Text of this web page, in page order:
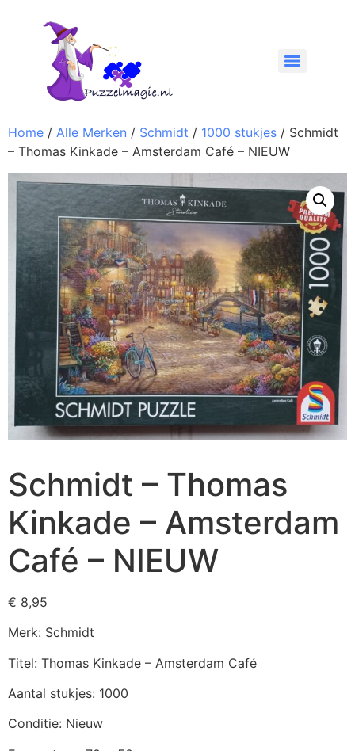
Home / Alle Merken / Schmidt / 1000 stukjes / Schmidt
– Thomas Kinkade – Amsterdam Café – NIEUW
Schmidt – Thomas
Kinkade – Amsterdam
Café – NIEUW
€ 8,95
Merk: Schmidt
Titel: Thomas Kinkade – Amsterdam Café
Aantal stukjes: 1000
Conditie: Nieuw